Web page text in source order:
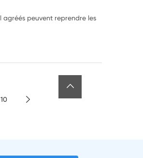
agréés peuvent reprendre les
10